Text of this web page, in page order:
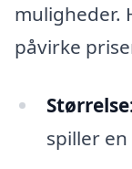
muligheder.
påvirke
spiller